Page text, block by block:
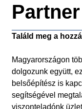
Találd meg a
Magyarországon
dolgozunk együtt,
belsőépítész is
segítségével
viszonteladónk